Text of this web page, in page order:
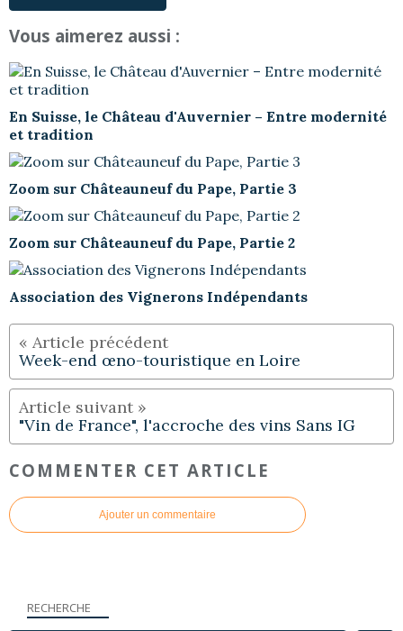
Vous aimerez aussi :
En Suisse, le Château d'Auvernier – Entre modernité
et tradition
Zoom sur Châteauneuf du Pape, Partie 3
Zoom sur Châteauneuf du Pape, Partie 2
Association des Vignerons Indépendants
Week-end œno-touristique en Loire
"Vin de France", l'accroche des vins Sans IG
COMMENTER CET ARTICLE
Ajouter un commentaire
RECHERCHE